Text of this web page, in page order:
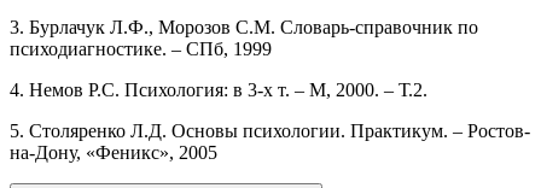
3. Бурлачук Л.Ф., Морозов С.М. Словарь-справочник по
психодиагностике. – СПб, 1999
4. Немов Р.С. Психология: в 3-х т. – М, 2000. – Т.2.
5. Столяренко Л.Д. Основы психологии. Практикум. – Ростов-
на-Дону, «Феникс», 2005